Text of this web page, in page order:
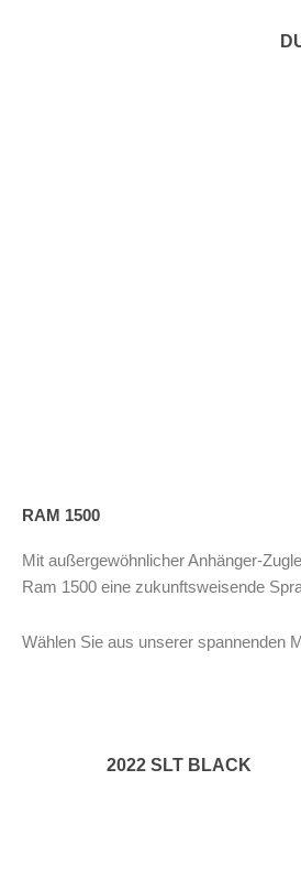
RAM 1500
Mit außergewöhnlicher Anhänger-
Ram 1500 eine zukunftsweisende
Wählen Sie aus unserer spannenden
2022 SLT BLACK